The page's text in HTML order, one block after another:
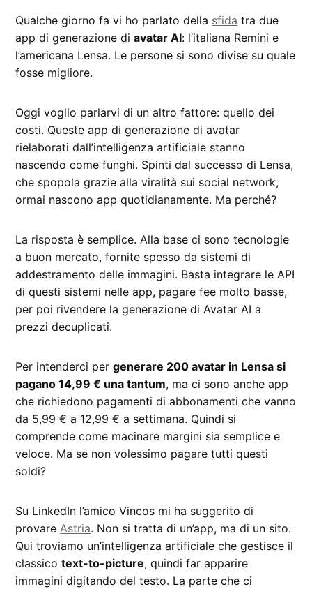
Qualche giorno fa vi ho parlato della sfida tra due
app di generazione diavatar AI: l’italiana Remini e
l’americana Lensa. Le persone si sono divise su quale
fosse migliore.
Oggi voglio parlarvi di un altro fattore: quello dei
costi. Queste app di generazione di avatar
rielaborati dall’intelligenza artificiale stanno
nascendo come funghi. Spinti dal successo di Lensa,
che spopola grazie alla viralità sui social network,
ormai nascono app quotidianamente. Ma perché?
La risposta è semplice. Alla base ci sono tecnologie
a buon mercato, fornite spesso da sistemi di
addestramento delle immagini. Basta integrare le API
di questi sistemi nelle app, pagare fee molto basse,
per poi rivendere la generazione di Avatar AI a
prezzi decuplicati.
Per intenderci pergenerare 200 avatar in Lensa si
pagano 14,99 € una tantum, ma ci sono anche app
che richiedono pagamenti di abbonamenti che vanno
da 5,99 € a 12,99 € a settimana. Quindi si
comprende come macinare margini sia semplice e
veloce. Ma se non volessimo pagare tutti questi
soldi?
Su LinkedIn l’amico Vincos mi ha suggerito di
provareAstria. Non si tratta di un’app, ma di un sito.
Qui troviamo un’intelligenza artificiale che gestisce il
classicotext-to-picture, quindi far apparire
immagini digitando del testo. La parte che ci